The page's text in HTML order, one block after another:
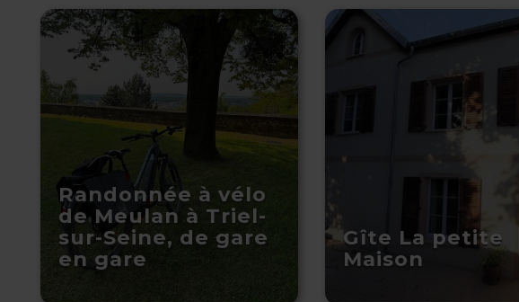
Randonnée à vélo
de Meulan à Triel-
sur-Seine, de gare
en gare
Gîte La petite
Maison